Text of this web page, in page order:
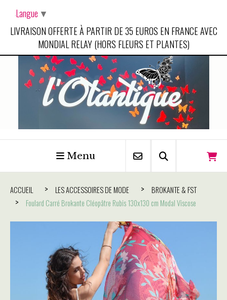
LIVRAISON OFFERTE À PARTIR DE 35 EUROS EN FRANCE AVEC
MONDIAL RELAY (HORS FLEURS ET PLANTES)
Menu
ACCUEIL LES ACCESSOIRES DE MODE
BROKANTE & FST
Foulard Carré Brokante Cléopâtre Rubis 130x130 cm Modal Viscose
Langue ▼